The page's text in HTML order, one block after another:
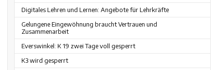
Digitales Lehren und Lernen: Angebote für Lehrkräfte
Gelungene Eingewöhnung braucht Vertrauen und
Zusammenarbeit
Everswinkel: K 19 zwei Tage voll gesperrt
K3 wird gesperrt